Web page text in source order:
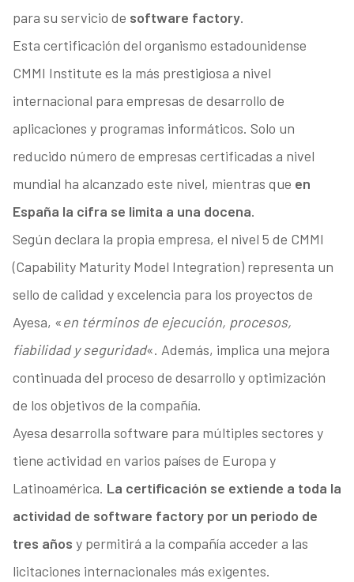
para su servicio de software factory.
Esta certificación del organismo estadounidense
CMMI Institute es la más prestigiosa a nivel
internacional para empresas de desarrollo de
aplicaciones y programas informáticos. Solo un
reducido número de empresas certificadas a nivel
mundial ha alcanzado este nivel, mientras que en
España la cifra se limita a una docena.
Según declara la propia empresa, el nivel 5 de CMMI
(Capability Maturity Model Integration) representa un
sello de calidad y excelencia para los proyectos de
Ayesa, «en términos de ejecución, procesos,
fiabilidad y seguridad«. Además, implica una mejora
continuada del proceso de desarrollo y optimización
de los objetivos de la compañía.
Ayesa desarrolla software para múltiples sectores y
tiene actividad en varios países de Europa y
Latinoamérica. La certificación se extiende a toda la
actividad de software factory por un periodo de
tres años y permitirá a la compañía acceder a las
licitaciones internacionales más exigentes.